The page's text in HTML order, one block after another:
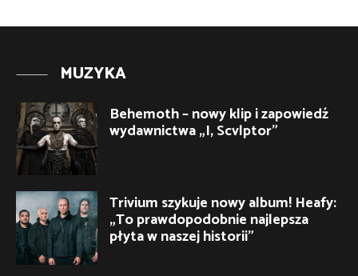
MUZYKA
Behemoth – nowy klip i zapowiedź
wydawnictwa „I, Scvlptor”
Trivium szykuje nowy album! Heafy:
„To prawdopodobnie najlepsza
płyta w naszej historii”